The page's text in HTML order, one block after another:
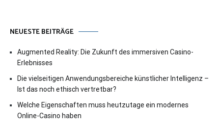
NEUESTE BEITRÄGE
Augmented Reality: Die Zukunft des immersiven Casino-
Erlebnisses
Die vielseitigen Anwendungsbereiche künstlicher Intelligenz –
Ist das noch ethisch vertretbar?
Welche Eigenschaften muss heutzutage ein modernes
Online-Casino haben